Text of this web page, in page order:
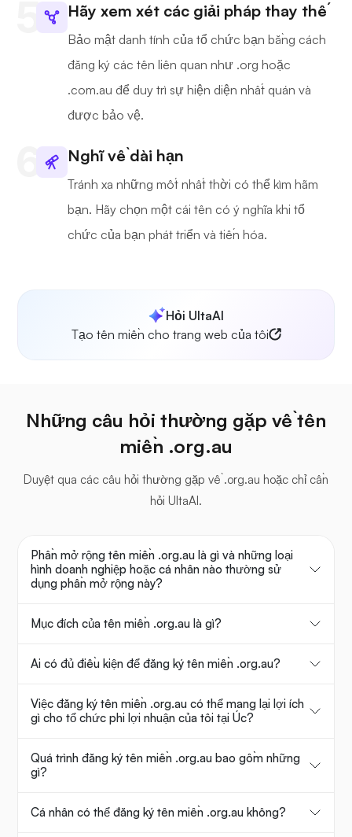
Hãy xem xét các giải pháp thay thế
Bảo mật danh tính của tổ chức bạn bằng cách
đăng ký các tên liên quan như .org hoặc
.com.au để duy trì sự hiện diện nhất quán và
được bảo vệ.
Nghĩ về dài hạn
Tránh xa những mốt nhất thời có thể kìm hãm
bạn. Hãy chọn một cái tên có ý nghĩa khi tổ
chức của bạn phát triển và tiến hóa.
Hỏi UltaAI
Tạo tên miền cho trang web của tôi
Những câu hỏi thường gặp về tên
miền .org.au
Duyệt qua các câu hỏi thường gặp về .org.au hoặc chỉ cần
hỏi UltaAI.
Phần mở rộng tên miền .org.au là gì và những loại
hình doanh nghiệp hoặc cá nhân nào thường sử
dụng phần mở rộng này?
Mục đích của tên miền .org.au là gì?
Ai có đủ điều kiện để đăng ký tên miền .org.au?
Việc đăng ký tên miền .org.au có thể mang lại lợi ích
gì cho tổ chức phi lợi nhuận của tôi tại Úc?
Quá trình đăng ký tên miền .org.au bao gồm những
gì?
Cá nhân có thể đăng ký tên miền .org.au không?